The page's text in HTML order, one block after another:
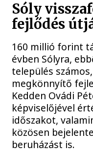
Sóly
fejlődés
160 millió forint
évben Sólyra,
település
megkönnyítő
Kedden Ovádi
képviselőjével
időszakot,
közösen
beruházást is.